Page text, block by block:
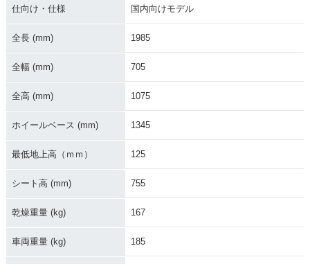
eam Color・特別・
限定仕様
1986年 VFR400R・
仕向け・仕様 国内向けモデル
全長 (mm) 1985
全幅 (mm) 705
全高 (mm) 1075
ホイールベース (mm) 1345
最低地上高（ｍｍ） 125
シート高 (mm) 755
乾燥重量 (kg) 167
車両重量 (kg) 185